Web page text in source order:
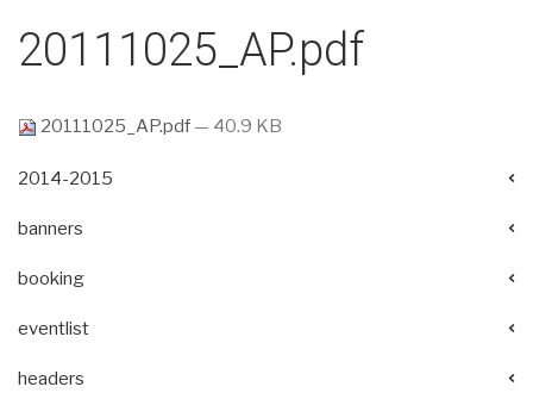
20111025_AP.pdf
20111025_AP.pdf— 40.9 KB
2014-2015
banners
booking
eventlist
headers